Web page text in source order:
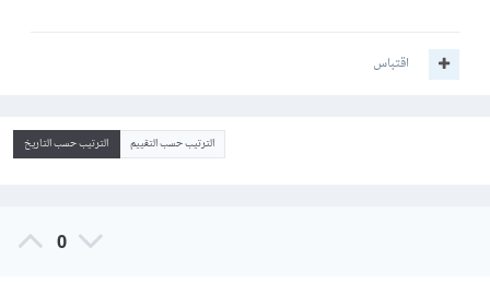
اقتباس
الترتيب حسب التقييم الترتيب حسب التاريخ
0